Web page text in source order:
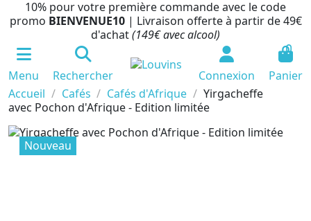
10% pour votre première commande avec le code
promo BIENVENUE10 | Livraison offerte à partir de 49€
d'achat(149€ avec alcool)
Menu Rechercher Connexion
0
Panier
Accueil
Cafés Cafés d'Afrique
Yirgacheffe
avec Pochon d'Afrique - Edition limitée
Nouveau